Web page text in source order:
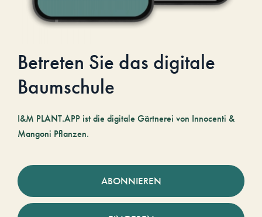
Betreten Sie das digitale
Baumschule
I&M PLANT.APP ist die digitale Gärtnerei von Innocenti &
Mangoni Pflanzen.
ABONNIEREN